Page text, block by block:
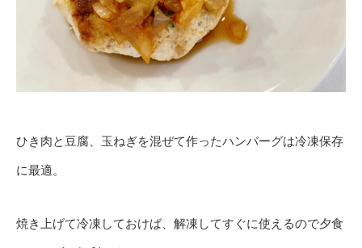
ひき肉と豆腐、玉ねぎを混ぜて作ったハンバーグは冷凍保存
に最適。
焼き上げて冷凍しておけば、解凍してすぐに使えるので夕食